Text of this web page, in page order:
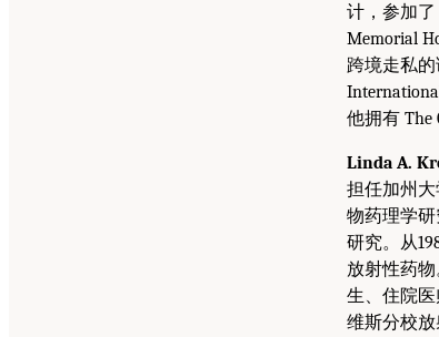
计，参加了
Memorial
跨境走私
他拥有 The
Linda A.
担任加州
物药理学
研究。从
放射性药
生、住院
维斯分校